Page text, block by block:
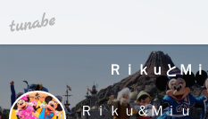
tuna.be
ＲｉｋｕとＭ
Ｒｉｋｕ＆Ｍｉｕ